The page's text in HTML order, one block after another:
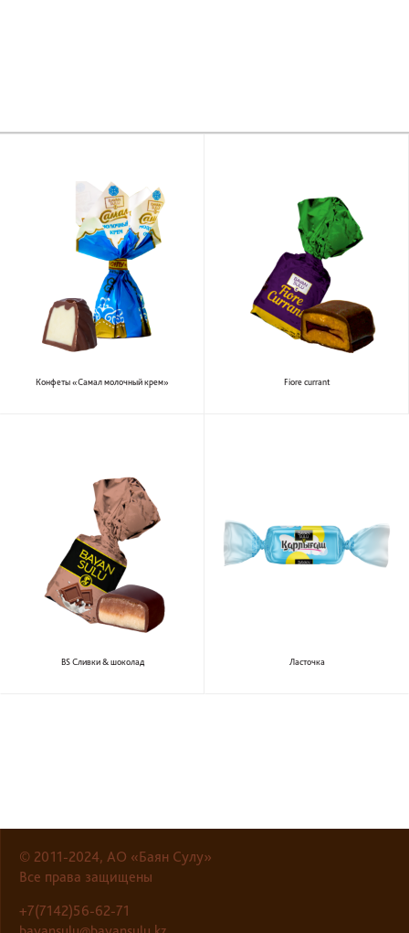
Конфеты «Самал молочный крем» Fiore currant
BS Сливки & шоколад Ласточка
© 2011-2024, АО «Баян Сулу»
Все права защищены
+7(7142)56-62-71